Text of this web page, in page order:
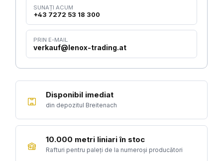
SUNAȚI ACUM
+43 7272 53 18 300
PRIN E-MAIL
verkauf@lenox-trading.at
Disponibil imediat
din depozitul Breitenach
10.000 metri liniari în stoc
Rafturi pentru paleți de la numeroși producători